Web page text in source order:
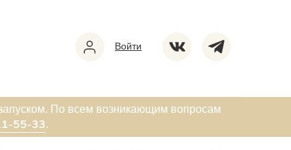
Войти
По всем возникающим вопросам
55-33.